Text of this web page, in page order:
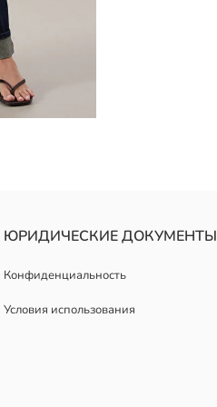
ЮРИДИЧЕСКИЕ ДОКУМЕНТЫ
Конфиденциальность
Условия использования